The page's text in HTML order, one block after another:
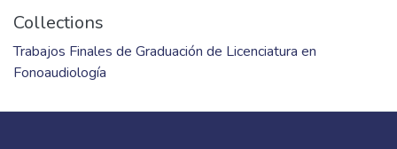
Collections
Trabajos Finales de Graduación de Licenciatura en
Fonoaudiología